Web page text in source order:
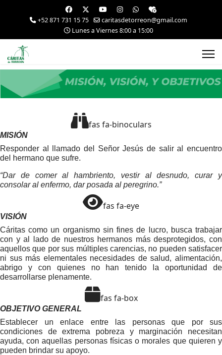
+52 871 731 15 75
caritasdetorreon@gmail.com
Lunes a Viernes 8:00 a 15:00
fas fa-binoculars
MISIÓN
Responder al llamado del Señor Jesús de salir al encuentro
del hermano que sufre.
“Dar de comer al hambriento, vestir al desnudo, curar y
consolar al enfermo, dar posada al peregrino.”
fas fa-eye
VISIÓN
Cáritas como un organismo sin fines de lucro, busca trabajar
con y al lado de nuestros hermanos más desprotegidos, con
aquellos que por sus múltiples carencias, no pueden satisfacer
ni sus más elementales necesidades de salud, alimentación,
abrigo y con quienes no han tenido la oportunidad de
desarrollarse plenamente.
fas fa-box
OBJETIVO GENERAL
Establecer un enlace entre las personas que por sus
condiciones de extrema pobreza y marginación necesitan
ayuda, con aquellas personas físicas o morales que quieren y
pueden brindar su apoyo.